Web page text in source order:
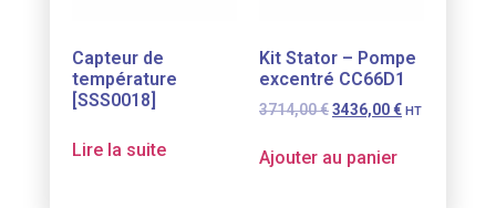
Capteur de
température
[SSS0018]
Lire la suite
Kit Stator – Pompe
excentré CC66D1
3714,00€3436,00 € HT
Ajouter au panier